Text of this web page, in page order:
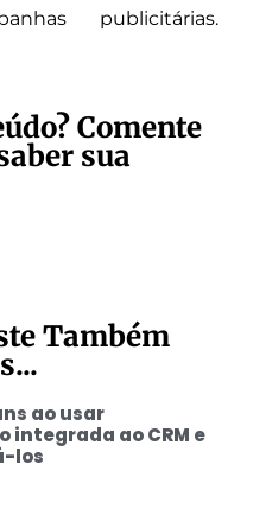
publicitárias.
Comente
sua
Também
ao usar
integrada ao CRM e
los